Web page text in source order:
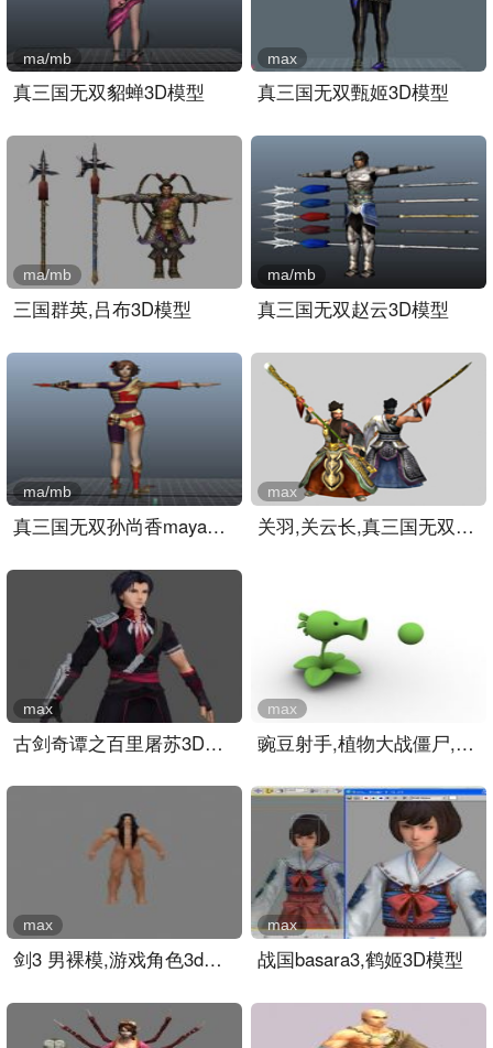
真三国无双貂蝉3D模型
ma/mb
真三国无双甄姬3D模型
max
三国群英,吕布3D模型
ma/mb
真三国无双赵云3D模型
ma/mb
真三国无双孙尚香maya模型..
ma/mb
关羽,关云长,真三国无双游..
max
古剑奇谭之百里屠苏3D模型..
max
豌豆射手,植物大战僵尸,游..
max
剑3 男裸模,游戏角色3d模型..
max
战国basara3,鹤姬3D模型
max